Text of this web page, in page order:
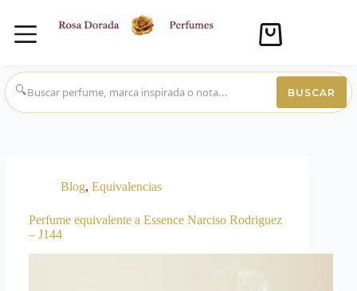
Saltar
al
contenido
Carro
compra
🔍
BUSCAR
Blog, Equivalencias
Perfume equivalente a Essence Narciso Rodriguez
– J144